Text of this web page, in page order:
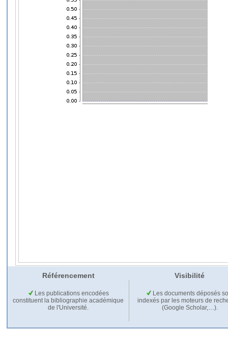
Référencement Visibilité
Les publications encodées
constituent la bibliographie académique
de l'Université.
Les documents déposés
indexés par les moteurs de
(Google Scholar,…).